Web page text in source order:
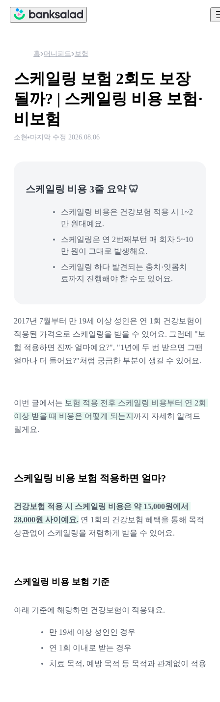
홈 머니피드 보험
스케일링 보험 2회도 보장
될까? | 스케일링 비용 보험·
비보험
소현 마지막 수정 2026.08.06
스케일링 비용 3줄 요약 🦷
스케일링 비용은 건강보험 적용 시 1~2
만 원대예요.
스케일링은 연 2번째부턴 매 회차 5~10
만 원이 그대로 발생해요.
스케일링 하다 발견되는 충치·잇몸치
료까지 진행해야 할 수도 있어요.
2017년 7월부터 만 19세 이상 성인은 연 1회 건강보험이
적용된 가격으로 스케일링을 받을 수 있어요. 그런데 "보
험 적용하면 진짜 얼마예요?", "1년에 두 번 받으면 그땐
얼마나 더 들어요?"처럼 궁금한 부분이 생길 수 있어요.
이번 글에서는 보험 적용 전후 스케일링 비용부터 연 2회
이상 받을 때 비용은 어떻게 되는지 까지 자세히 알려드
릴게요.
스케일링 비용 보험 적용하면 얼마?
건강보험 적용 시 스케일링 비용은 약 15,000원에서
28,000원 사이예요. 연 1회의 건강보험 혜택을 통해 목적
상관없이 스케일링을 저렴하게 받을 수 있어요.
스케일링 비용 보험 기준
아래 기준에 해당하면 건강보험이 적용돼요.
만 19세 이상 성인인 경우
연 1회 이내로 받는 경우
치료 목적, 예방 목적 등 목적과 관계없이 적용